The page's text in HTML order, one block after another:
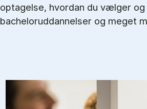
optagelse, hvordan du vælger og
bacheloruddannelser og meget